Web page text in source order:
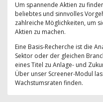
Um spannende Aktien zu
beliebtes und sinnvolles
zahlreiche Möglichkeiten, um
Aktien zu machen.
Eine Basis-Recherche ist die
Sektor oder der gleichen
eines Titel zu Anlage- und
Über unser Screener-Modul
Wachstumsraten finden.